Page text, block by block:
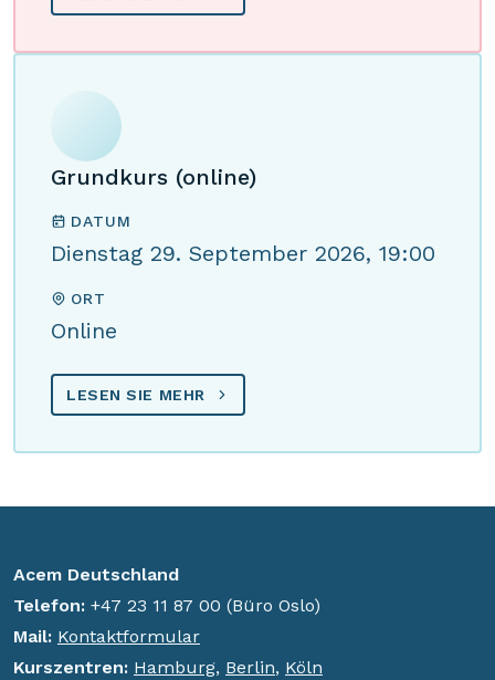
Grundkurs (online)
DATUM
Dienstag 29. September 2026, 19:00
ORT
Online
LESEN SIE MEHR
Acem Deutschland
Telefon: +47 23 11 87 00 (Büro Oslo)
Mail: Kontaktformular
Kurszentren: Hamburg, Berlin, Köln